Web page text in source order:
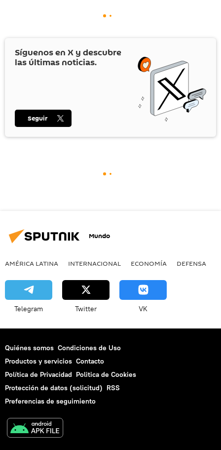
Síguenos en X y descubre
las últimas noticias.
Seguir
Mundo
AMÉRICA LATINA INTERNACIONAL ECONOMÍA DEFENSA
Telegram Twitter VK
Quiénes somos Condiciones de Uso
Productos y servicios Contacto
Política de Privacidad Politica de Cookies
Protección de datos (solicitud) RSS
Preferencias de seguimiento